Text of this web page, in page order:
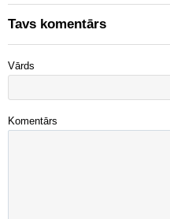
Tavs komentārs
Vārds
Komentārs